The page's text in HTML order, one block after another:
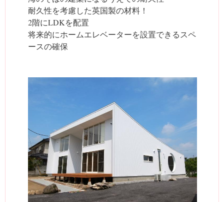
耐久性を考慮した英国製の材料！
2階にLDKを配置
将来的にホームエレベーターを設置できるスペ
ースの確保